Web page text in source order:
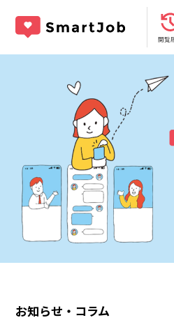
閲覧
お知らせ・コラム